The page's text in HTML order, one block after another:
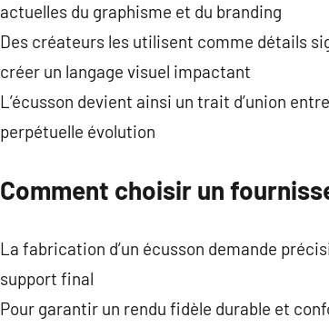
actuelles du graphisme et du branding
Des créateurs les utilisent comme détails
créer un langage visuel impactant
L’écusson devient ainsi un trait d’union
perpétuelle évolution
Comment choisir un
La fabrication d’un écusson demande
support final
Pour garantir un rendu fidèle durable et